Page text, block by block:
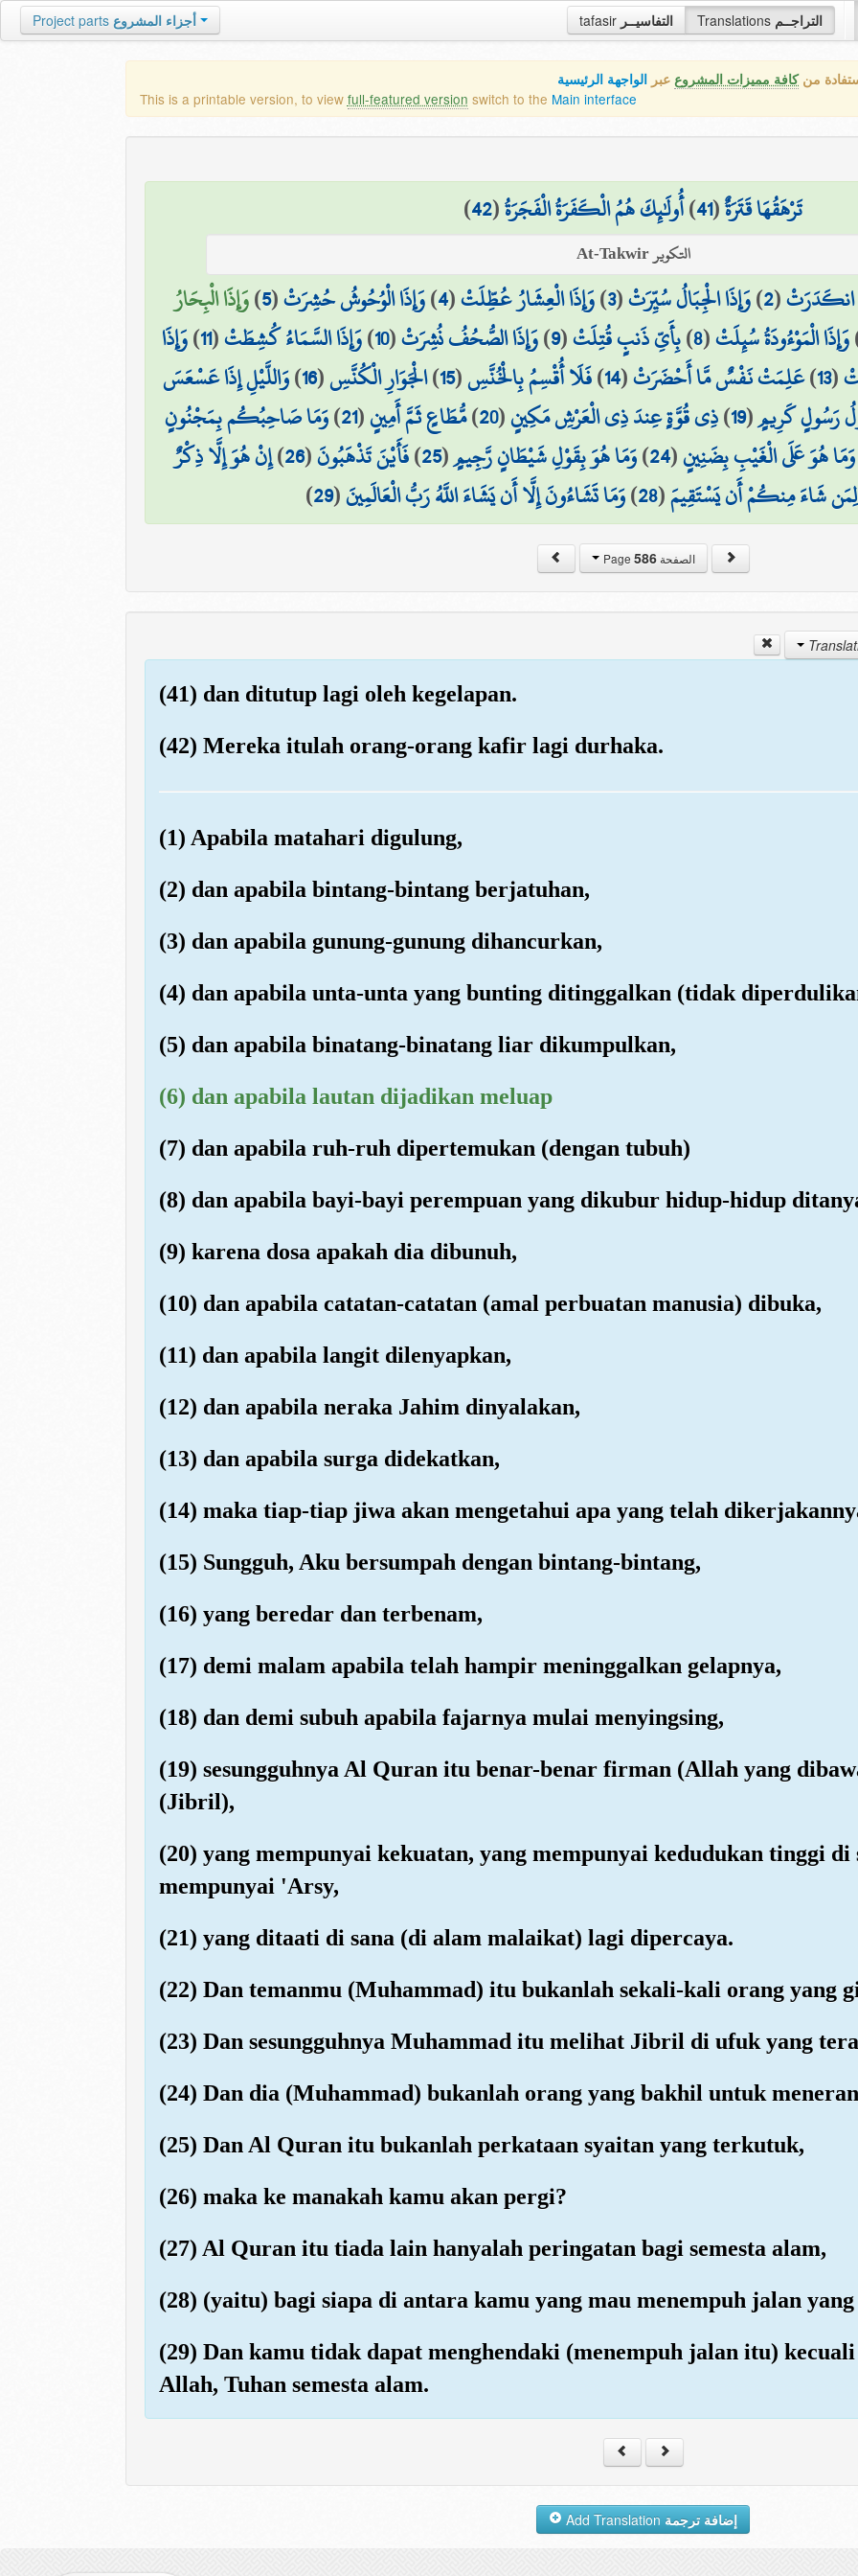
tafasir التفاسيــر Translations التراجــم Project parts أجزاء المشروع
منكافة مميزات المشروع عبر الواجهة الرئيسية
This is a printable version, to view full-featured version switch to the Main interface
تَرْهَقُهَا قَتَرَةٌ(
41
)أُولَٰئِكَ هُمُ الْكَفَرَةُ الْفَجَرَةُ(
42
)
التكوير At-Takwir
انكَدَرَتْ(
2
)وَإِذَا الْجِبَالُ سُيِّرَتْ(
3
)وَإِذَا الْعِشَارُ عُطِّلَتْ(
4
)وَإِذَا الْوُحُوشُ حُشِرَتْ(
5
)وَإِذَا الْبِحَارُ
وَإِذَا الْمَوْءُودَةُ سُئِلَتْ(
8
)بِأَيِّ ذَنبٍ قُتِلَتْ(
9
)وَإِذَا الصُّحُفُ نُشِرَتْ(
10
)وَإِذَا السَّمَاءُ كُشِطَتْ(
11
)وَإِذَا
(
13
)عَلِمَتْ نَفْسٌ مَّا أَحْضَرَتْ(
14
)فَلَا أُقْسِمُ بِالْخُنَّسِ(
15
)الْجَوَارِ الْكُنَّسِ(
16
)وَاللَّيْلِ إِذَا عَسْعَسَ
رَسُولٍ كَرِيمٍ(
19
)ذِي قُوَّةٍ عِندَ ذِي الْعَرْشِ مَكِينٍ(
20
)مُّطَاعٍ ثَمَّ أَمِينٍ(
21
)وَمَا صَاحِبُكُم بِمَجْنُونٍ
وَمَا هُوَ عَلَى الْغَيْبِ بِضَنِينٍ(
24
)وَمَا هُوَ بِقَوْلِ شَيْطَانٍ رَّجِيمٍ(
25
)فَأَيْنَ تَذْهَبُونَ(
26
)إِنْ هُوَ إِلَّا ذِكْرٌ
لِمَن شَاءَ مِنكُمْ أَن يَسْتَقِيمَ(
28
)وَمَا تَشَاءُونَ إِلَّا أَن يَشَاءَ اللَّهُ رَبُّ الْعَالَمِينَ(
29
)
الصفحة Page586
(41) dan ditutup lagi oleh kegelapan.
(42) Mereka itulah orang-orang kafir lagi durhaka.
(1) Apabila matahari digulung,
(2) dan apabila bintang-bintang berjatuhan,
(3) dan apabila gunung-gunung dihancurkan,
(4) dan apabila unta-unta yang bunting ditinggalkan (tidak
(5) dan apabila binatang-binatang liar dikumpulkan,
(6) dan apabila lautan dijadikan meluap
(7) dan apabila ruh-ruh dipertemukan (dengan tubuh)
(8) dan apabila bayi-bayi perempuan yang dikubur hidup-hidup
(9) karena dosa apakah dia dibunuh,
(10) dan apabila catatan-catatan (amal perbuatan manusia) dibuka,
(11) dan apabila langit dilenyapkan,
(12) dan apabila neraka Jahim dinyalakan,
(13) dan apabila surga didekatkan,
(14) maka tiap-tiap jiwa akan mengetahui apa yang telah
(15) Sungguh, Aku bersumpah dengan bintang-bintang,
(16) yang beredar dan terbenam,
(17) demi malam apabila telah hampir meninggalkan gelapnya,
(18) dan demi subuh apabila fajarnya mulai menyingsing,
(19) sesungguhnya Al Quran itu benar-benar firman (Allah yang
(Jibril),
(20) yang mempunyai kekuatan, yang mempunyai kedudukan tinggi di
mempunyai 'Arsy,
(21) yang ditaati di sana (di alam malaikat) lagi dipercaya.
(22) Dan temanmu (Muhammad) itu bukanlah sekali-kali orang yang
(23) Dan sesungguhnya Muhammad itu melihat Jibril di ufuk yang
(24) Dan dia (Muhammad) bukanlah orang yang bakhil untuk
(25) Dan Al Quran itu bukanlah perkataan syaitan yang terkutuk,
(26) maka ke manakah kamu akan pergi?
(27) Al Quran itu tiada lain hanyalah peringatan bagi semesta alam,
(28) (yaitu) bagi siapa di antara kamu yang mau menempuh jalan
(29) Dan kamu tidak dapat menghendaki (menempuh jalan itu)
Allah, Tuhan semesta alam.
إضافة ترجمة